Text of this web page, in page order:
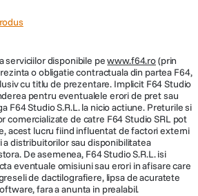
serviciilor disponibile pewww.f64.ro(prin
o obligatie contractuala din partea F64,
cu titlu de prezentare. Implicit F64 Studio
pentru eventualele erori de pret sau
F64 Studio S.R.L. la nicio actiune. Preturile si
comercializate de catre F64 Studio SRL pot
acest lucru fiind influentat de factori externi
distribuitorilor sau disponibilitatea
De asemenea, F64 Studio S.R.L. isi
eventuale omisiuni sau erori in afisare care
de dactilografiere, lipsa de acuratete
fara a anunta in prealabil.